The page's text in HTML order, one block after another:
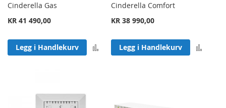
Cinderella Gas
KR 41 490,00
Legg i Handlekurv Legg til sammenligning
Cinderella Comfort
KR 38 990,00
Legg i Handlekurv